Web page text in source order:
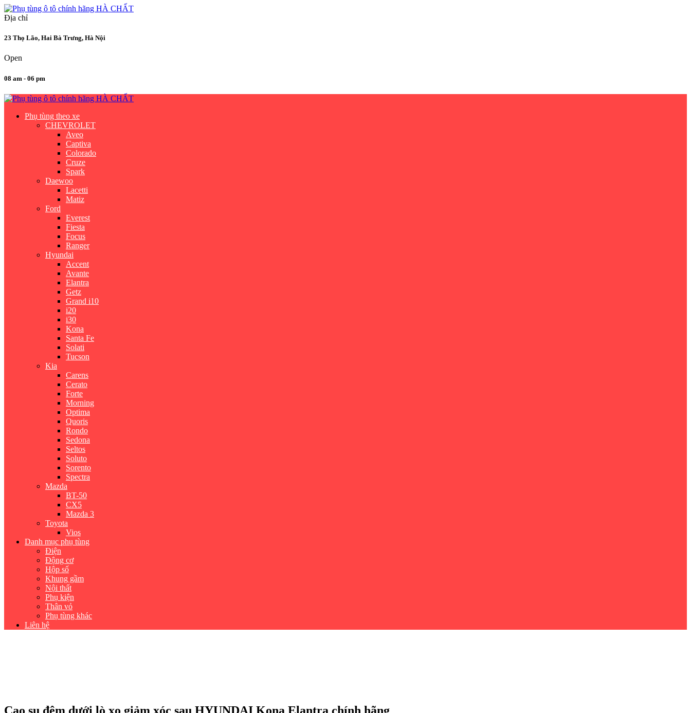
Địa chỉ
23 Thọ Lão, Hai Bà Trưng, Hà Nội
Open
08 am - 06 pm
Phụ tùng theo xe
CHEVROLET
Aveo
Captiva
Colorado
Cruze
Spark
Daewoo
Lacetti
Matiz
Ford
Everest
Fiesta
Focus
Ranger
Hyundai
Accent
Avante
Elantra
Getz
Grand i10
i20
i30
Kona
Santa Fe
Solati
Tucson
Kia
Carens
Cerato
Forte
Morning
Optima
Quoris
Rondo
Sedona
Seltos
Soluto
Sorento
Spectra
Mazda
BT-50
CX5
Mazda 3
Toyota
Vios
Danh mục phụ tùng
Điện
Động cơ
Hộp số
Khung gầm
Nội thất
Phụ kiện
Thân vỏ
Phụ tùng khác
Liên hệ
Cao su đệm dưới lò xo giảm xóc sau HYUNDAI Kona Elantra chính hãng